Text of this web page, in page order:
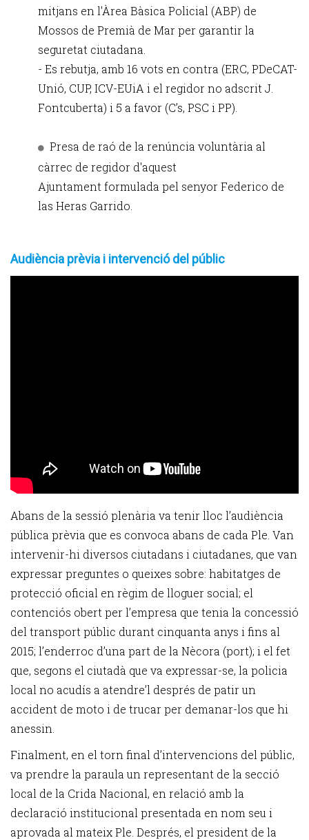
mitjans en l'Àrea Bàsica Policial (ABP) de
Mossos de Premià de Mar per garantir la
seguretat ciutadana.
- Es rebutja, amb 16 vots en contra (ERC, PDeCAT-
Unió, CUP, ICV-EUiA i el regidor no adscrit J.
Fontcuberta) i 5 a favor (C’s, PSC i PP).
Presa de raó de la renúncia voluntària al
càrrec de regidor d'aquest
Ajuntament formulada pel senyor Federico de
las Heras Garrido.
Audiència prèvia i intervenció del públic
Abans de la sessió plenària va tenir lloc l’audiència
pública prèvia que es convoca abans de cada Ple. Van
intervenir-hi diversos ciutadans i ciutadanes, que van
expressar preguntes o queixes sobre: habitatges de
protecció oficial en règim de lloguer social; el
contenciós obert per l’empresa que tenia la concessió
del transport públic durant cinquanta anys i fins al
2015; l’enderroc d’una part de la Nècora (port); i el fet
que, segons el ciutadà que va expressar-se, la policia
local no acudís a atendre’l després de patir un
accident de moto i de trucar per demanar-los que hi
anessin.
Finalment, en el torn final d’intervencions del públic,
va prendre la paraula un representant de la secció
local de la Crida Nacional, en relació amb la
declaració institucional presentada en nom seu i
aprovada al mateix Ple. Després, el president de la